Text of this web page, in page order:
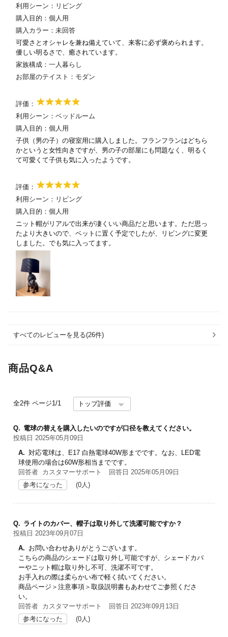
利用シーン： リビング
購入目的： 個人用
購入カラー： 未回答
可愛さとオシャレを兼ね備えていて、来客に必ず褒められます。
優しい明るさで、癒されています。
家族構成： 一人暮らし
お部屋のテイスト： モダン
評価：
利用シーン： ベッドルーム
購入目的： 個人用
子供（男の子）の寝室用に購入しました。フランフランはどちら
かというと女性向きですが、男の子の部屋にも問題なく、明るく
て可愛くて子供も気に入ったようです。
評価：
利用シーン： リビング
購入目的： 個人用
ニット帽がリアルで出来が凄くいい商品だと思います。ただ思っ
たより大きいので、ベットに置く予定でしたが、リビングに変更
しました。でも気に入ってます。
すべてのレビューを見る(26件)
商品Q&A
全2件 ページ1/1
Q. 電球の替えを購入したいのですが口径を教えてください。
投稿日 2025年05月09日
A. 対応電球は、E17 白熱電球40W形までです。なお、LED電
球使用の場合は60W形相当までです。
回答者 カスタマーサポート
回答日 2025年05月09日
参考になった
(0人)
Q. ライトのカバー、帽子は取り外して洗濯可能ですか？
投稿日 2023年09月07日
A. お問い合わせありがとうございます。
こちらの商品のシェードは取り外し可能ですが、シェードカバ
ーやニット帽は取り外し不可、洗濯不可です。
お手入れの際は柔らかい布で軽く拭いてください。
商品ページ＞注意事項＞取扱説明書もあわせてご参照くださ
い。
回答者 カスタマーサポート
回答日 2023年09月13日
参考になった
(0人)